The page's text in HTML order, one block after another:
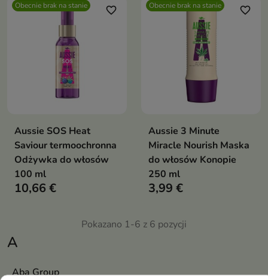
A
Aba Group
Obecnie brak na stanie favorite_border
Aussie SOS Heat
Saviour termoochronna
Odżywka do włosów
100 ml
10,66 €
Obecnie brak na stanie favorite_border
Aussie 3 Minute
Miracle Nourish Maska
do włosów Konopie
250 ml
3,99 €
Pokazano 1-6 z 6 pozycji